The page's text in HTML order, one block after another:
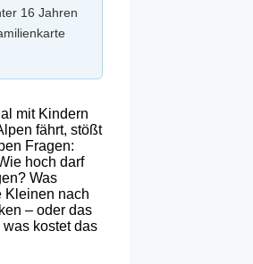
16 Jahren
mit Kindern
fährt, stößt
Fragen:
hoch darf
Was
Kleinen nach
– oder das
kostet das